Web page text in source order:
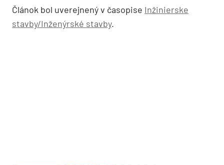
Článok bol uverejnený v časopise Inžinierske
stavby/Inženýrské stavby.